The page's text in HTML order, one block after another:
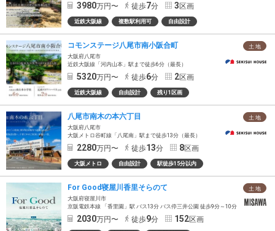
3980万円〜 徒歩7分 3 区画
近鉄大阪線 複数駅利用可 自由設計
土 地
コモンステージ八尾市南小阪合町
大阪府八尾市
近鉄大阪線「河内山本」駅まで徒歩6分（最長）
5320万円〜 徒歩6分 2区画
近鉄大阪線 自由設計 残り1区画
土 地
八尾市南木の本六丁目
大阪府八尾市
大阪メトロ谷町線「八尾南」駅まで徒歩13分（最長）
2280万円〜 徒歩13分 8区画
大阪メトロ 自由設計 駅徒歩15分以内
土 地
For Good寝屋川香里そらのて
大阪府寝屋川市
京阪電鉄本線 「香里園」駅 バス13分 バス停三井公園 徒歩9分～10分
2030万円〜 徒歩9分 152区画